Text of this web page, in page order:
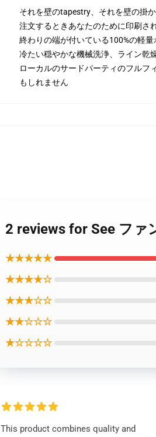
それを壁のtapestry、それを壁の掛
注文するときあなたのために印刷さ
終わりの端が付いている100%の軽
冷たい穏やかな機械洗浄、ライン乾
ローカルのサードパーティのフルフ
もしれません
2 reviews for See ファ
★★★★★
★★★★☆
★★★☆☆
★★☆☆☆
★☆☆☆☆
This product combines quality and